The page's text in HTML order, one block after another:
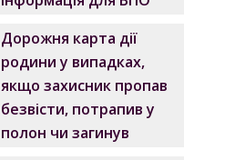
Дорожня карта дії
родини у випадках,
якщо захисник пропав
безвісти, потрапив у
полон чи загинув